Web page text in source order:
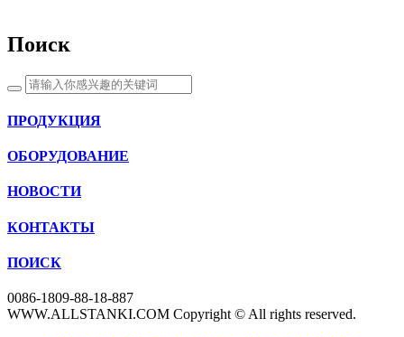
Поиск
ПРОДУКЦИЯ
ОБОРУДОВАНИЕ
НОВОСТИ
КОНТАКТЫ
ПОИСК
0086-1809-88-18-887
WWW.ALLSTANKI.COM Copyright © All rights reserved.